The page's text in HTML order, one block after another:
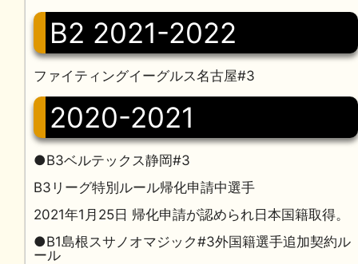
B2 2021-2022
ファイティングイーグルス名古屋#3
2020-2021
●B3ベルテックス静岡#3
B3リーグ特別ルール帰化申請中選手
2021年1月25日 帰化申請が認められ日本国籍取得。
●B1島根スサノオマジック#3外国籍選手追加契約ル
ール